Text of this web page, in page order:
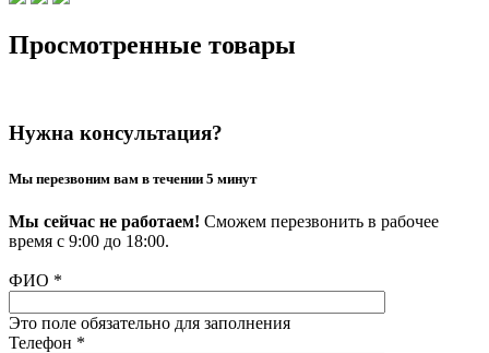
Просмотренные товары
Нужна консультация?
Мы перезвоним вам в течении 5 минут
Мы сейчас не работаем! Сможем перезвонить в рабочее
время с 9:00 до 18:00.
ФИО *
Это поле обязательно для заполнения
Телефон *